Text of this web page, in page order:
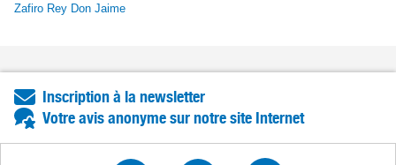
Zafiro Rey Don Jaime
Inscription à la newsletter
Votre avis anonyme sur notre site Internet